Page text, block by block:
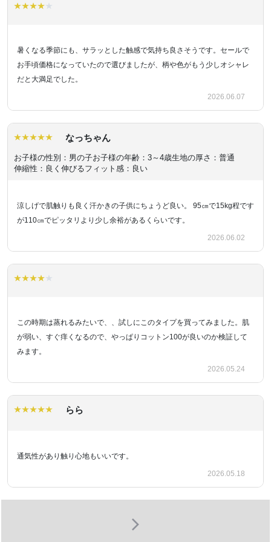
暑くなる季節にも、サラッとした触感で気持ち良さそうです。セールで
お手頃価格になっていたので選びましたが、柄や色がもう少しオシャレ
だと大満足でした。
2026.06.07
なっちゃん
お子様の性別：男の子お子様の年齢：3～4歳生地の厚さ：普通
伸縮性：良く伸びるフィット感：良い
涼しげで肌触りも良く汗かきの子供にちょうど良い。 95㎝で15kg程です
が110㎝でピッタリより少し余裕があるくらいです。
2026.06.02
この時期は蒸れるみたいで、、試しにこのタイプを買ってみました。肌
が弱い、すぐ痒くなるので、やっぱりコットン100が良いのか検証して
みます。
2026.05.24
らら
通気性があり触り心地もいいです。
2026.05.18